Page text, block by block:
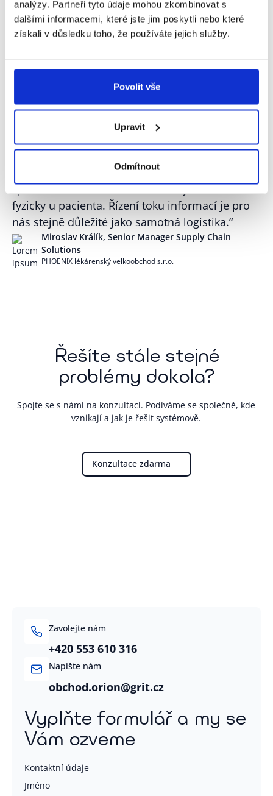
analýzy. Partneři tyto údaje mohou zkombinovat s
dalšími informacemi, které jste jim poskytli nebo které
získali v důsledku toho, že používáte jejich služby.
Povolit vše
Upravit
Odmítnout
pracovat přesněji se šaržemi, expiracemi, cenami, DPH a
doklady
zajistit integritu a auditovatelnost dokladů pro interní
snížit počet ručních kontrol mezi nákupem, skladem,
logistikou a financemi
Čím rychleji máme k dispozici správná a
spolehlivá data, tím dříve může být léčivo
fyzicky u pacienta. Řízení toku informací je pro
nás stejně důležité jako samotná logistika.“
Miroslav Králík, Senior Manager Supply Chain
Solutions
PHOENIX lékárenský velkoobchod s.r.o.
Řešíte stále stejné
problémy dokola?
Spojte se s námi na konzultaci. Podíváme se společně, kde
vznikají a jak je řešit systémově.
Konzultace zdarma
Zavolejte nám
+420 553 610 316
Napište nám
obchod.orion@grit.cz
Vyplňte formulář a my se
Vám ozveme
Kontaktní údaje
Jméno